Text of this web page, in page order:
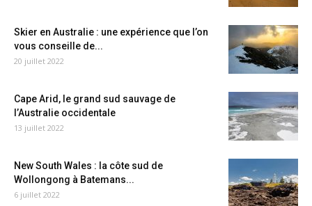
Skier en Australie : une expérience que l’on
vous conseille de...
20 juillet 2022
Cape Arid, le grand sud sauvage de
l’Australie occidentale
13 juillet 2022
New South Wales : la côte sud de
Wollongong à Batemans...
6 juillet 2022